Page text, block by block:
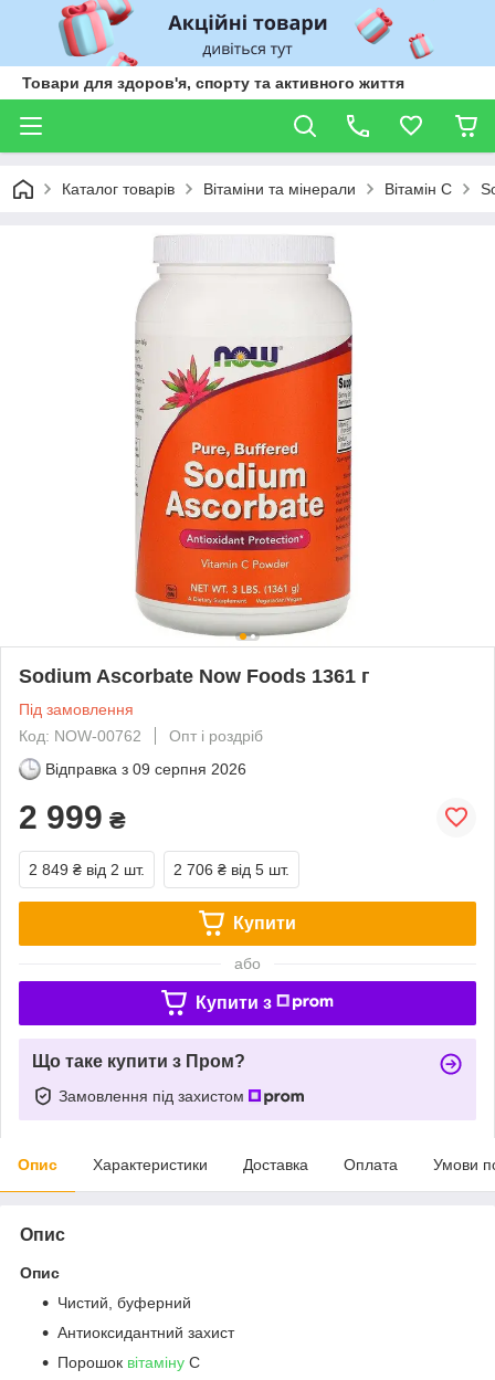
Товари для здоров'я, спорту та активного життя
Каталог товарів Вітаміни та мінерали Вітамін С
Sodium Ascorbate Now Foods 1361 г
Під замовлення
Код: NOW-00762
Опт і роздріб
Відправка з 09 серпня 2026
2 999 ₴
2 849 ₴ від 2 шт. 2 706 ₴ від 5 шт.
Купити
або
Купити з
Що таке купити з Пром?
Замовлення під захистом
Опис Характеристики Доставка Оплата Умови
Опис
Опис
Чистий, буферний
Антиоксидантний захист
Порошок вітаміну С